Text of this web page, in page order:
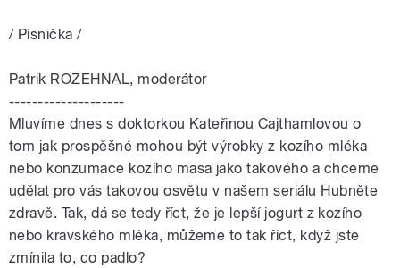
/ Písnička /
Patrik ROZEHNAL, moderátor
--------------------
Mluvíme dnes s doktorkou Kateřinou Cajthamlovou o
tom jak prospěšné mohou být výrobky z kozího mléka
nebo konzumace kozího masa jako takového a chceme
udělat pro vás takovou osvětu v našem seriálu Hubněte
zdravě. Tak, dá se tedy říct, že je lepší jogurt z kozího
nebo kravského mléka, můžeme to tak říct, když jste
zmínila to, co padlo?